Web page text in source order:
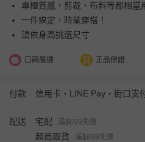
專櫃質感，剪裁、布料等都相當
一件搞定，時髦穿搭！
請依身高挑選尺寸
口碑嚴選 正品保證
付款
配送 宅配 滿$699免運
超商取貨
滿$699免運